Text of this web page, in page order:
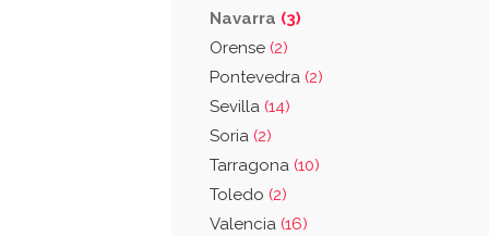
Navarra (3)
Orense (2)
Pontevedra (2)
Sevilla (14)
Soria (2)
Tarragona (10)
Toledo (2)
Valencia (16)